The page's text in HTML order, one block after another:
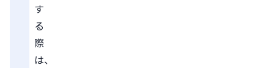
す
る
際
は、